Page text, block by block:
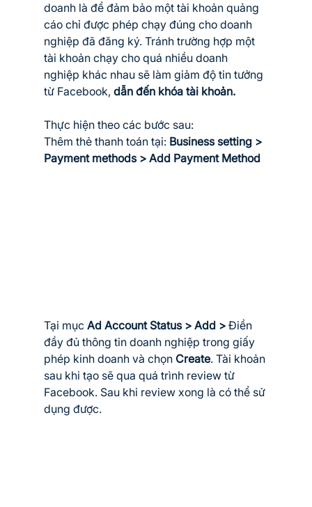
doanh là để đảm bảo một tài khoản quảng
cáo chỉ được phép chạy đúng cho doanh
nghiệp đã đăng ký. Tránh trường hợp một
tài khoản chạy cho quá nhiều doanh
nghiệp khác nhau sẽ làm giảm độ tin tưởng
từ Facebook, dẫn đến khóa tài khoản.
Thực hiện theo các bước sau:
Thêm thẻ thanh toán tại: Business setting >
Payment methods > Add Payment Method
Tại mục Ad Account Status > Add > Điền
đầy đủ thông tin doanh nghiệp trong giấy
phép kinh doanh và chọn Create. Tài khoản
sau khi tạo sẽ qua quá trình review từ
Facebook. Sau khi review xong là có thể sử
dụng được.